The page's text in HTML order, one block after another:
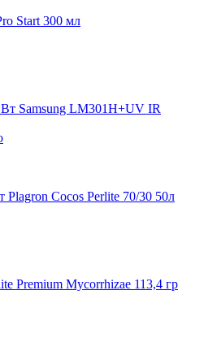
Start 300 мл
Samsung LM301H+UV IR
Plagron Cocos Perlite 70/30 50л
Premium Mycorrhizae 113,4 гр